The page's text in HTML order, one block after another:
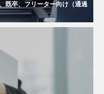
既卒、フリーター向け（通過